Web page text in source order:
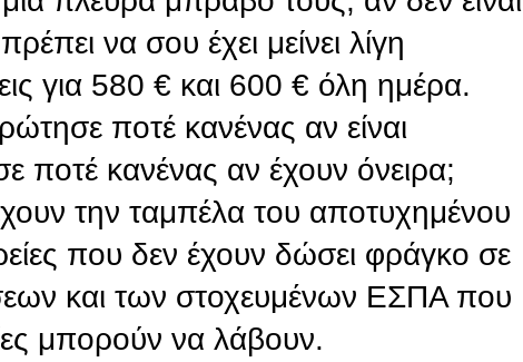
να σου έχει μείνει λίγη
για 580 € και 600 € όλη ημέρα.
ποτέ κανένας αν είναι
ποτέ κανένας αν έχουν όνειρα;
την ταμπέλα του αποτυχημένου
που δεν έχουν δώσει φράγκο σε
και των στοχευμένων ΕΣΠΑ που
μπορούν να λάβουν.